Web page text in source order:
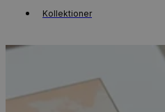
Kollektioner